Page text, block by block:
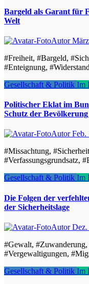
Bargeld als Garant für
Welt
Autor
#Freiheit, #Bargeld, #Sicherheit, #Kontrolle, #Staat, #Bürger,
#Enteignung, #Widerstand
Gesellschaft & Politik Im
Politischer Eklat im
Schutz der
AutorFeb.
#Missachtung, #Sicherheit, #Bürger, #Bundestag, #Eklat,
#Verfassungsgrundsatz,
Gesellschaft & Politik Im
Die Folgen der
der Sicherheitslage
AutorDez.
#Gewalt, #Zuwanderung, #Bedrohungslage, #Tote,
#Vergewaltigungen,
Gesellschaft & Politik Im